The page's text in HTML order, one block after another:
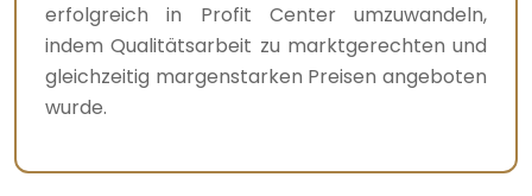
erfolgreich in Profit Center umzuwandeln,
indem Qualitätsarbeit zu marktgerechten und
gleichzeitig margenstarken Preisen angeboten
wurde.